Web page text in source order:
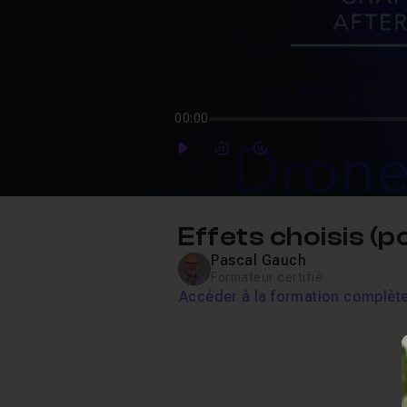
00:00
PlayForwardForward
Effets choisis
Pascal Gauch
Accéder à la formation